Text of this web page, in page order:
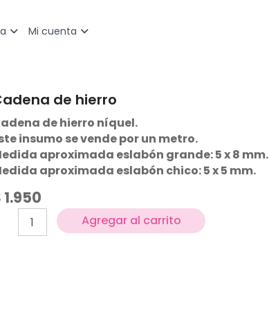
Mi cuenta
de hierro
de hierro níquel.
insumo se vende por un metro.
aproximada eslabón grande: 5 x 8 mm.
aproximada eslabón chico: 5 x 5 mm.
1.950
Agregar al carrito